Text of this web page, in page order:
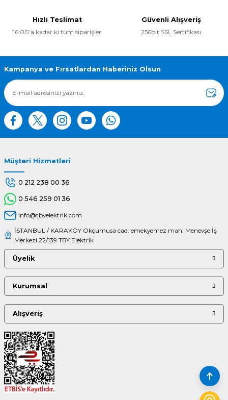
Ürün bilgilerinde hatalar bulunuyor.
Ürün fiyatı diğer sitelerden daha pahalı.
Bu ürüne benzer farklı alternatifler olmalı.
Hızlı Teslimat
16:00’a kadar ki tüm siparişler
Güvenli Alışveriş
256bit SSL Sertifikası
Kampanya ve Fırsatlardan Haberiniz Olsun
Müşteri Hizmetleri
0 212 238 00 36
0 546 259 01 36
info@tbyelektrik.com
İSTANBUL / KARAKÖY Okçumusa cad. emekyemez mah. Menevşe İş
Merkezi 22/139 TBY Elektrik
Üyelik
Kurumsal
Alışveriş